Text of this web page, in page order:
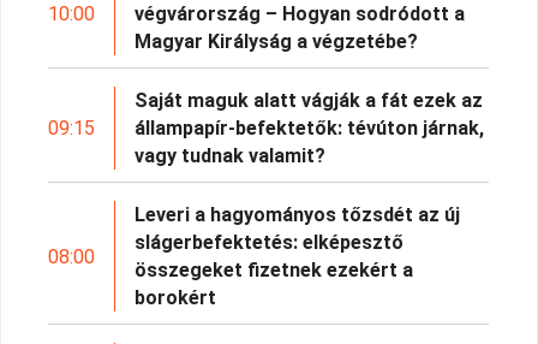
10:00
végvárország – Hogyan sodródott a
Magyar Királyság a végzetébe?
09:15
Saját maguk alatt vágják a fát ezek az
állampapír-befektetők: tévúton járnak,
vagy tudnak valamit?
08:00
Leveri a hagyományos tőzsdét az új
slágerbefektetés: elképesztő
összegeket fizetnek ezekért a
borokért